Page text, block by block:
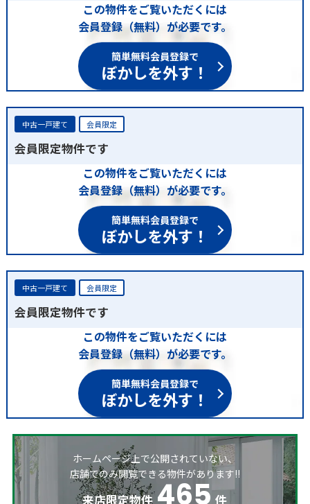
この物件をご覧いただくには
会員登録（無料）が必要です。
簡単無料会員登録で
ぼかしを外す！
中古一戸建て 会員限定
会員限定物件です
この物件をご覧いただくには
会員登録（無料）が必要です。
簡単無料会員登録で
ぼかしを外す！
中古一戸建て 会員限定
会員限定物件です
この物件をご覧いただくには
会員登録（無料）が必要です。
簡単無料会員登録で
ぼかしを外す！
ホームページ上で公開されていない、
店舗でのみ閲覧できる物件があります!!
来店限定物件 465 件